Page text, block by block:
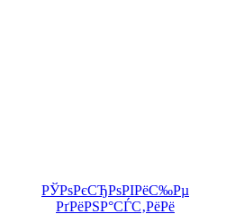
РЎРѕРєСЂРѕРІРёС‰Рµ
РґРёРЅР°СЃС‚РёРё